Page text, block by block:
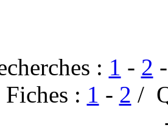
: 1 - 2
: 1 - 2 /